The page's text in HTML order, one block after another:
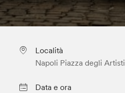
Località
Napoli Piazza degli Artisti
Data e ora